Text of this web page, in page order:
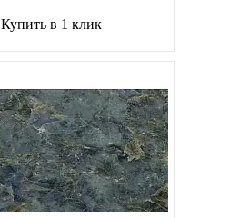
Купить в 1 клик